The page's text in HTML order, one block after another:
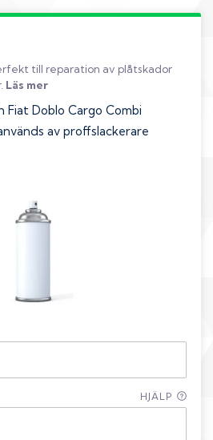
till reparation av plåtskador
Läs mer
Fiat Doblo Cargo Combi
av proffslackerare
HJÄLP